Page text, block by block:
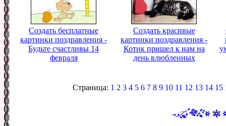
Создать бесплатные
картинки поздравления -
Будьте счастливы 14
февраля
Создать красивые
картинки поздравления -
Котик пришел к нам на
день влюбленных
Страница: 1 2 3 4 5 6 7 8 9 10 11 12 13 14 15